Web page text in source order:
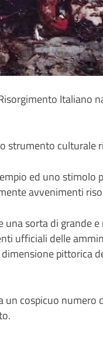
Italiano
strumento
ed uno stimolo
avvenimenti
una sorta di
ufficiali delle
pittorica
cospicuo numero